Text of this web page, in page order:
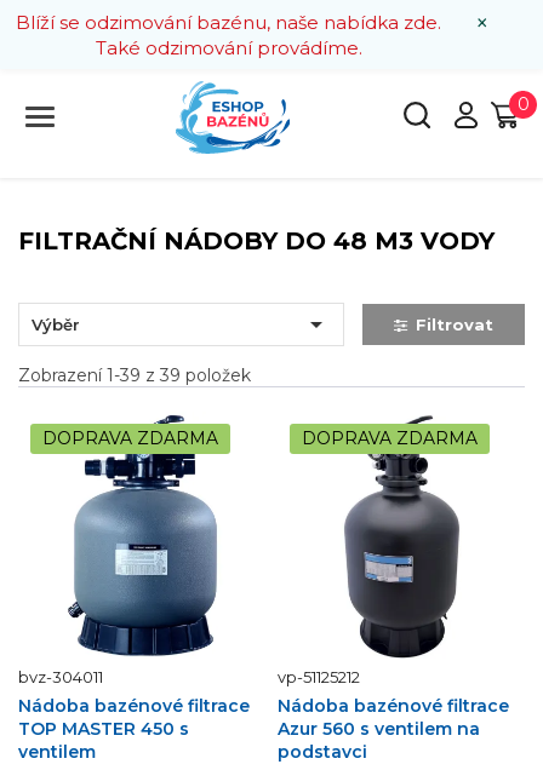
×
Blíží se odzimování bazénu, naše nabídka zde.
Také odzimování provádíme.
0
FILTRAČNÍ NÁDOBY DO 48 M3 VODY
Výběr  Filtrovat
Zobrazení 1-39 z 39 položek
DOPRAVA ZDARMA
bvz-304011
Nádoba bazénové filtrace
TOP MASTER 450 s
ventilem
DOPRAVA ZDARMA
vp-51125212
Nádoba bazénové filtrace
Azur 560 s ventilem na
podstavci